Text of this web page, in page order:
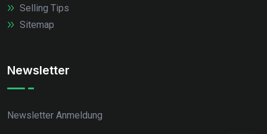
Selling Tips
Sitemap
Newsletter
Newsletter Anmeldung